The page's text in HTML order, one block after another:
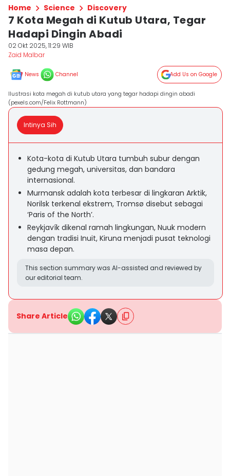
Home Science Discovery
7 Kota Megah di Kutub Utara, Tegar
Hadapi Dingin Abadi
02 Okt 2025, 11:29 WIB
Zaid Malbar
News Channel Add Us on Google
Ilustrasi kota megah di kutub utara yang tegar hadapi dingin abadi
(pexels.com/Felix Rottmann)
Intinya Sih
Kota-kota di Kutub Utara tumbuh subur dengan
gedung megah, universitas, dan bandara
internasional.
Murmansk adalah kota terbesar di lingkaran Arktik,
Norilsk terkenal ekstrem, Tromsø disebut sebagai
‘Paris of the North’.
Reykjavík dikenal ramah lingkungan, Nuuk modern
dengan tradisi Inuit, Kiruna menjadi pusat teknologi
masa depan.
This section summary was AI-assisted and reviewed by
our editorial team.
Share Article